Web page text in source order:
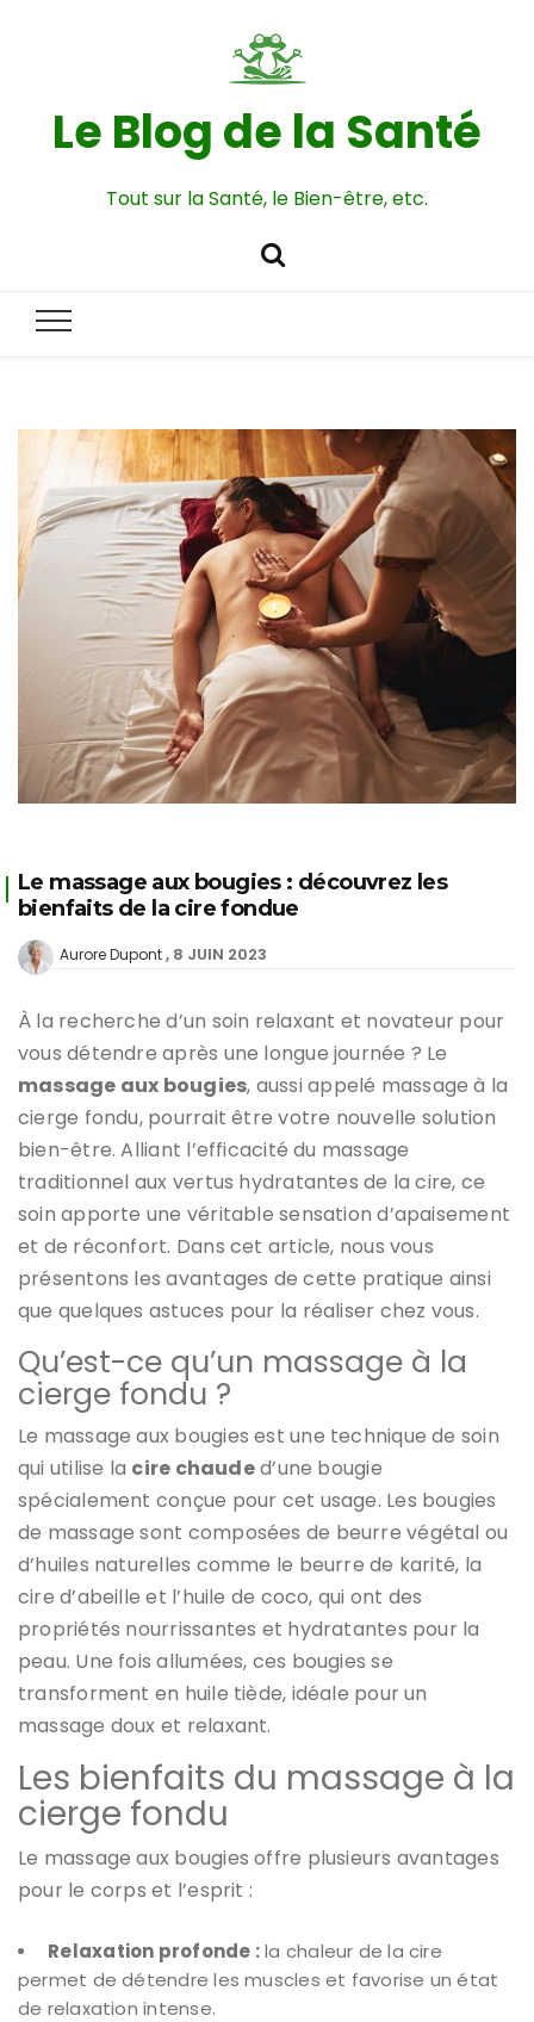
Le Blog de la Santé
Tout sur la Santé, le Bien-être, etc.
Le massage aux bougies : découvrez les
bienfaits de la cire fondue
Aurore Dupont 8 JUIN 2023
À la recherche d’un soin relaxant et novateur pour
vous détendre après une longue journée ? Le
massage aux bougies, aussi appelé massage à la
cierge fondu, pourrait être votre nouvelle solution
bien-être. Alliant l’efficacité du massage
traditionnel aux vertus hydratantes de la cire, ce
soin apporte une véritable sensation d’apaisement
et de réconfort. Dans cet article, nous vous
présentons les avantages de cette pratique ainsi
que quelques astuces pour la réaliser chez vous.
Qu’est-ce qu’un massage à la
cierge fondu ?
Le massage aux bougies est une technique de soin
qui utilise la cire chauded’une bougie
spécialement conçue pour cet usage. Les bougies
de massage sont composées de beurre végétal ou
d’huiles naturelles comme le beurre de karité, la
cire d’abeille et l’huile de coco, qui ont des
propriétés nourrissantes et hydratantes pour la
peau. Une fois allumées, ces bougies se
transforment en huile tiède, idéale pour un
massage doux et relaxant.
Les bienfaits du massage à la
cierge fondu
Le massage aux bougies offre plusieurs avantages
pour le corps et l’esprit :
Relaxation profonde :la chaleur de la cire
permet de détendre les muscles et favorise un état
de relaxation intense.